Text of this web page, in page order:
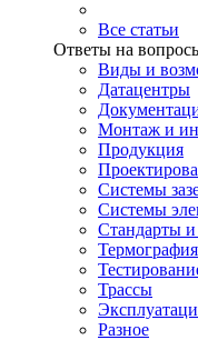
Все статьи
Ответы на
Виды и
Датацентры
Монтаж и
Продукция
Системы
Системы
Стандарты
Термография
Трассы
Разное